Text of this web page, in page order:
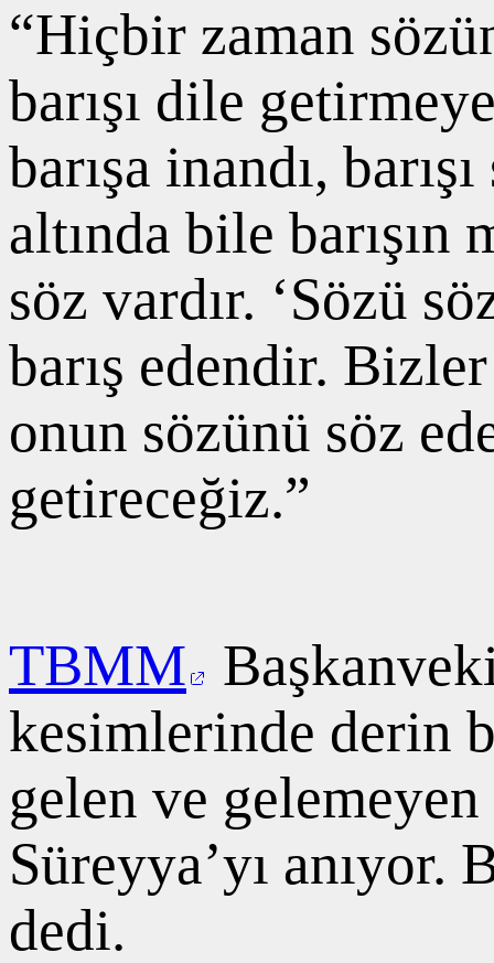
“Hiçbir zaman
barışı dile
barışa inandı,
altında bile
söz vardır. ‘Sözü
barış edendir.
onun sözünü söz
getireceğiz.”
TBMM
kesimlerinde derin
gelen ve gelemeyen
Süreyya’yı anıyor.
dedi.